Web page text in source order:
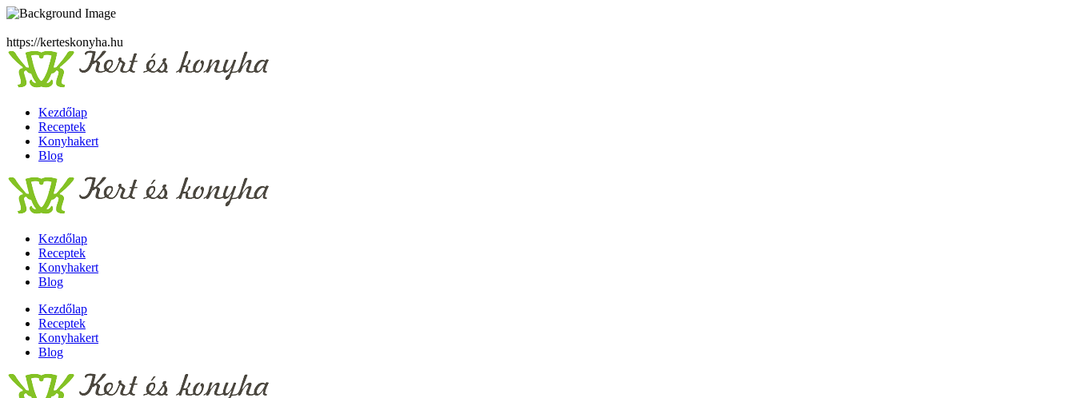
https://kerteskonyha.hu
Kezdőlap
Receptek
Konyhakert
Blog
Kezdőlap
Receptek
Konyhakert
Blog
Kezdőlap
Receptek
Konyhakert
Blog